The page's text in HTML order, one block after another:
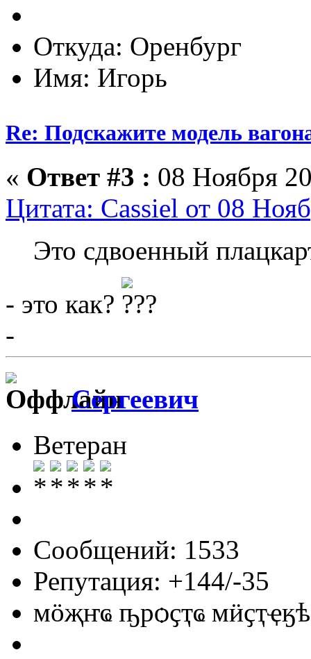
Откуда: Оренбург
Имя: Игорь
Re: Подскажите модель
« Ответ #3 : 08 Ноября
Цитата: Cassiel от 08
Это сдвоенный
- это как?
-
Сергеевич
Ветеран
Сообщений: 1533
Репутация: +144/-35
мӧҗҥҩ ҧрѻҫҭҩ